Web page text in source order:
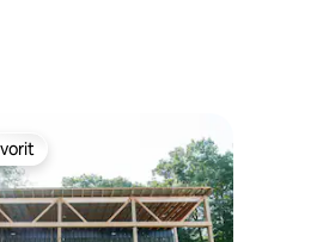
5 von 5, 30 Bewertungen
Favorit.